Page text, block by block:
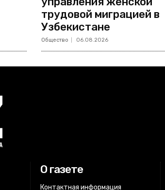
трудовой миграцией в
Узбекистане
Общество 06.08.2026
О газете
Контактная информация